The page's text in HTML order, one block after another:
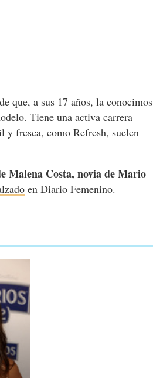
que, a sus 17 años, la conocimos
Tiene una activa carrera
y fresca, como Refresh, suelen
Malena Costa, novia de Mario
en Diario Femenino.